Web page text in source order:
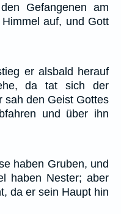
Gefangenen am
auf, und Gott
er alsbald herauf
da tat sich der
sah den Geist Gottes
und über ihn
haben Gruben, und
haben Nester; aber
da er sein Haupt hin